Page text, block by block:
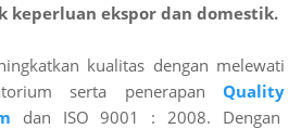
keperluan ekspor dan domestik.
kualitas dengan melewati
serta penerapan Quality
dan ISO 9001 : 2008. Dengan